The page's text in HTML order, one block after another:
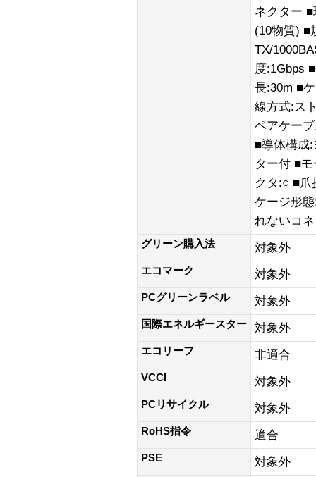
ネクター
(10物質) ■
TX/
度:1Gbps
長:30m ■
線方式:ス
ペアケー
■導体構成
ター付 ■
クタ:○ ■爪
ケージ形
れないコ
グリーン購入法 対象外
エコマーク 対象外
PCグリーンラベル 対象外
国際エネルギースター 対象外
エコリーフ 非適合
VCCI 対象外
PCリサイクル 対象外
RoHS指令 適合
PSE 対象外